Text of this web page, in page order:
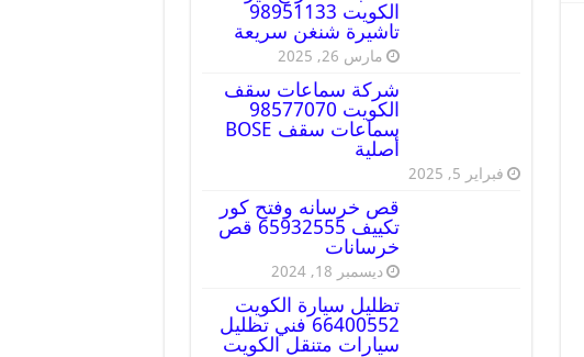
الكويت 98951133
تاشيرة شنغن سريعة
مارس 26, 2025
شركة سماعات سقف
الكويت 98577070
سماعات سقف BOSE
أصلية
فبراير 5, 2025
قص خرسانه وفتح كور
تكييف 65932555 قص
خرسانات
ديسمبر 18, 2024
تظليل سيارة الكويت
66400552 فني تظليل
سيارات متنقل الكويت